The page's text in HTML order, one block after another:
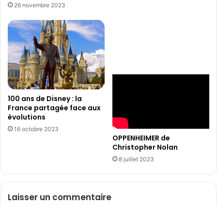
26 novembre 2023
100 ans de Disney : la
France partagée face aux
évolutions
16 octobre 2023
OPPENHEIMER de
Christopher Nolan
8 juillet 2023
Laisser un commentaire